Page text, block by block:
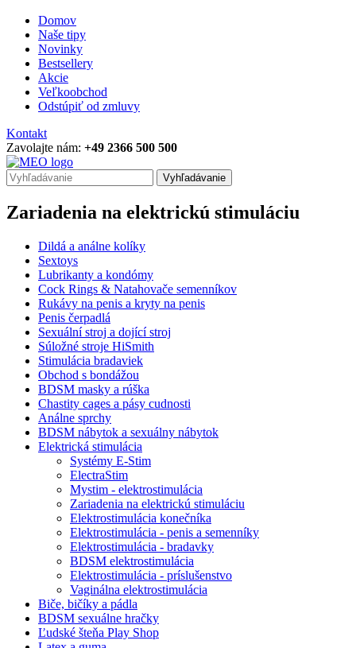
Domov
Naše tipy
Novinky
Bestsellery
Akcie
Veľkoobchod
Odstúpiť od zmluvy
Kontakt
Zavolajte nám: +49 2366 500 500
Vyhľadávanie
Zariadenia na elektrickú stimuláciu
Dildá a análne kolíky
Sextoys
Lubrikanty a kondómy
Cock Rings & Natahovače semenníkov
Rukávy na penis a kryty na penis
Penis čerpadlá
Sexuální stroj a dojící stroj
Súložné stroje HiSmith
Stimulácia bradaviek
Obchod s bondážou
BDSM masky a rúška
Chastity cages a pásy cudnosti
Análne sprchy
BDSM nábytok a sexuálny nábytok
Elektrická stimulácia
Systémy E-Stim
ElectraStim
Mystim - elektrostimulácia
Zariadenia na elektrickú stimuláciu
Elektrostimulácia konečníka
Elektrostimulácia - penis a semenníky
Elektrostimulácia - bradavky
BDSM elektrostimulácia
Elektrostimulácia - príslušenstvo
Vaginálna elektrostimulácia
Biče, bičíky a pádla
BDSM sexuálne hračky
Ľudské šteňa Play Shop